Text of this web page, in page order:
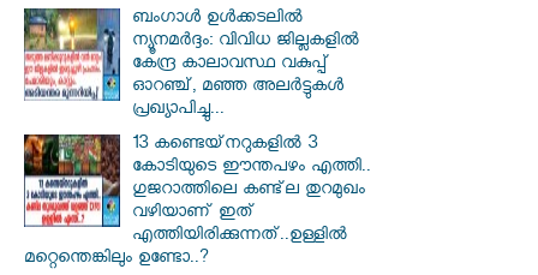
ബംഗാൾ ഉൾക്കടലിൽ
ന്യൂനമർദ്ദം: വിവിധ ജില്ലകളിൽ
കേന്ദ്ര കാലാവസ്ഥ വകുപ്പ്
ഓറഞ്ച്, മഞ്ഞ അലർട്ടുകൾ
പ്രഖ്യാപിച്ചു...
13 കണ്ടെയ്‌നറുകളിൽ 3
കോടിയുടെ ഈന്തപഴം എത്തി..
ഗുജറാത്തിലെ കണ്ട്‌ല തുറമുഖം
വഴിയാണ് ഇത്
എത്തിയിരിക്കുന്നത്..ഉള്ളിൽ
മറ്റെന്തെങ്കിലും ഉണ്ടോ..?